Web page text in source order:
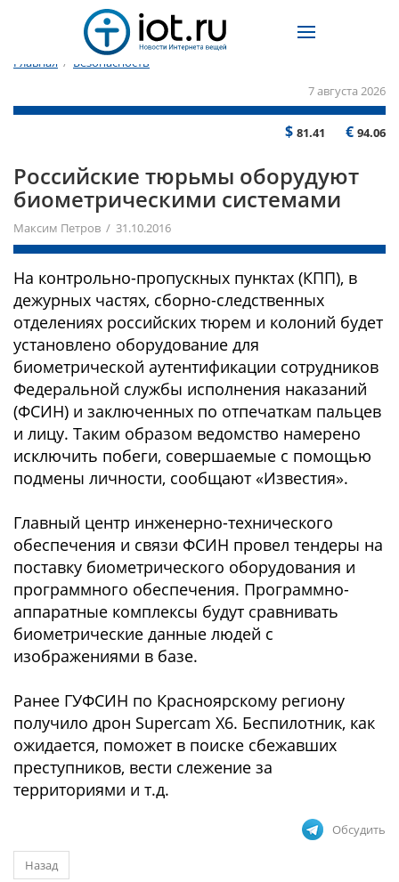
Главная / Безопасность
7 августа 2026
$ 81.41 € 94.06
Российские тюрьмы оборудуют
биометрическими системами
Максим Петров / 31.10.2016
На контрольно-пропускных пунктах (КПП), в
дежурных частях, сборно-следственных
отделениях российских тюрем и колоний будет
установлено оборудование для
биометрической аутентификации сотрудников
Федеральной службы исполнения наказаний
(ФСИН) и заключенных по отпечаткам пальцев
и лицу. Таким образом ведомство намерено
исключить побеги, совершаемые с помощью
подмены личности, сообщают «Известия».
Главный центр инженерно-технического
обеспечения и связи ФСИН провел тендеры на
поставку биометрического оборудования и
программного обеспечения. Программно-
аппаратные комплексы будут сравнивать
биометрические данные людей с
изображениями в базе.
Ранее ГУФСИН по Красноярскому региону
получило дрон Supercam X6. Беспилотник, как
ожидается, поможет в поиске сбежавших
преступников, вести слежение за
территориями и т.д.
Обсудить
Назад